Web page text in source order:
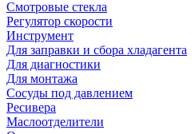
Смотровые стекла
Регулятор скорости
Инструмент
Для заправки и сбора хладагента
Для диагностики
Для монтажа
Сосуды под давлением
Ресивера
Маслоотделители